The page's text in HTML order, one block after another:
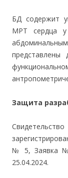
БД содержит
МРТ сердца
Защита
№ 5, Заявка №
25.04.2024.